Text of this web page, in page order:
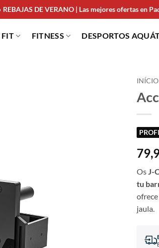
REBAJAS DE VERANO | Las mejores ofertas en
FIT FITNESS DESPORTOS
INÍCIO
Os J-
tu
jaula.